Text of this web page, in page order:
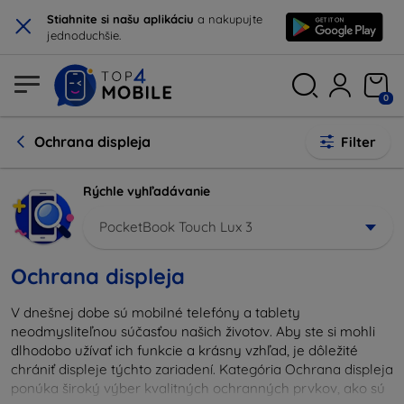
× Stiahnite si našu aplikáciu a nakupujte
jednoduchšie.
0
Ochrana displeja Filter
Rýchle vyhľadávanie
PocketBook Touch Lux 3
Ochrana displeja
V dnešnej dobe sú mobilné telefóny a tablety
neodmysliteľnou súčasťou našich životov. Aby ste si mohli
dlhodobo užívať ich funkcie a krásny vzhľad, je dôležité
chrániť displeje týchto zariadení. Kategória Ochrana displeja
ponúka široký výber kvalitných ochranných prvkov, ako sú